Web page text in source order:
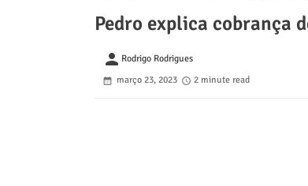
Pedro explica cobrança
person Rodrigo Rodrigues
março 23, 2023
2 minute read